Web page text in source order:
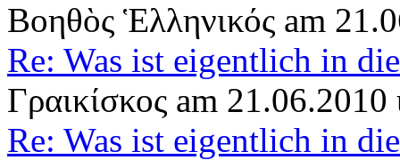
Βοηθὸς Ἑλληνικός am
Re: Was ist eigentlich in
Γραικίσκος am
Re: Was ist eigentlich in